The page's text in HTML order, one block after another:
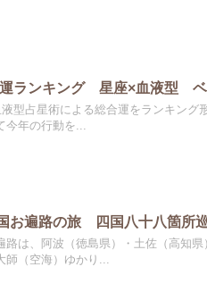
ランキング 星座×血液型
星術による総合運をランキング形
今年の行動を...
国お遍路の旅 四国八十八箇所
路は、阿波（徳島県）・土佐（高知
師（空海）ゆかり...